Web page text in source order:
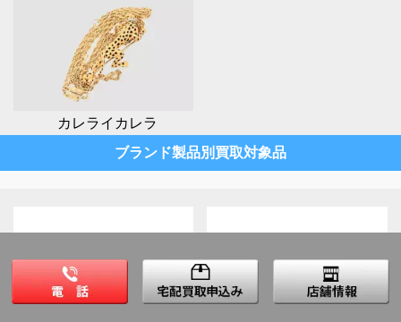
カレライカレラ
ブランド製品別買取対象品